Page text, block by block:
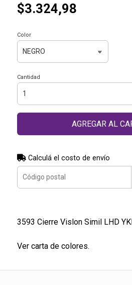
$3.324,98
Color
Cantidad
AGREGAR AL
Calculá el costo de envío
3593 Cierre Vislon Simil LHD
Ver carta de colores.